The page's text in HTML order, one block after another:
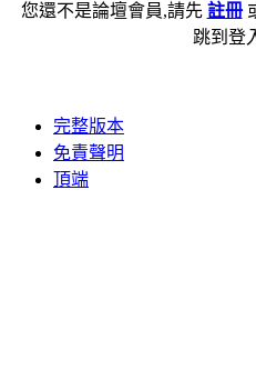
您還不是論壇會員,請先 註冊
跳到登
完整版本
免責聲明
頂端